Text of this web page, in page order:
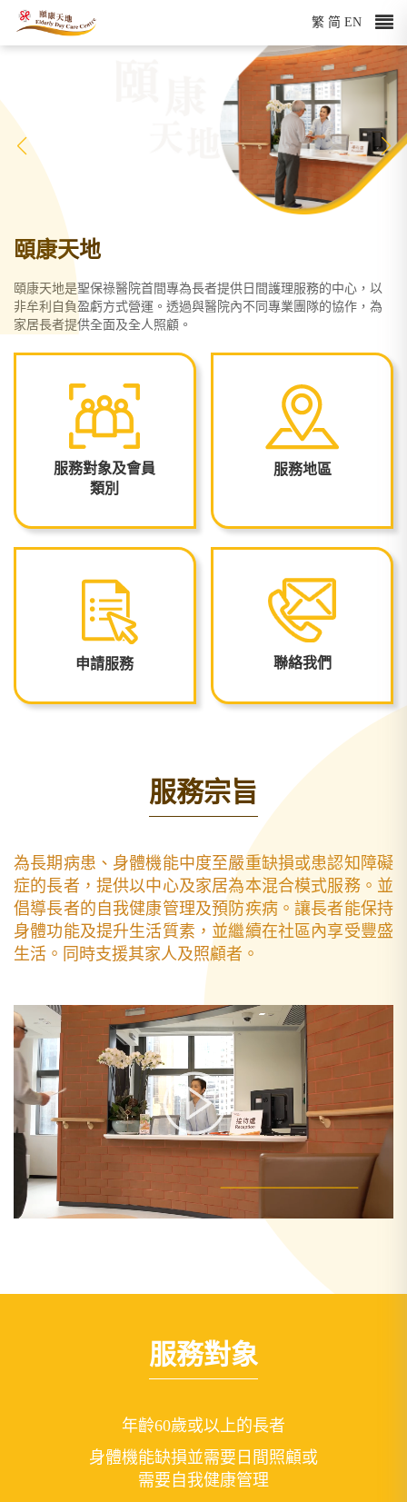
繁 简 EN
頤康天地
頤康天地是聖保祿醫院首間專為長者提供日間護理服務的中心，以
非牟利自負盈虧方式營運。透過與醫院內不同專業團隊的協作，為
家居長者提供全面及全人照顧。
服務對象及會員
類別
服務地區
申請服務 聯絡我們
服務宗旨
為長期病患、身體機能中度至嚴重缺損或患認知障礙
症的長者，提供以中心及家居為本混合模式服務。並
倡導長者的自我健康管理及預防疾病。讓長者能保持
身體功能及提升生活質素，並繼續在社區內享受豐盛
生活。同時支援其家人及照顧者。
服務對象
年齡60歲或以上的長者
身體機能缺損並需要日間照顧或
需要自我健康管理